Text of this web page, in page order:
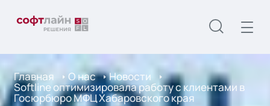
Главная О нас Новости
Softline оптимизировала работу с клиентами в
Госюрбюро МФЦ Хабаровского края